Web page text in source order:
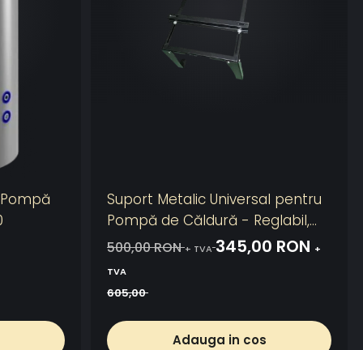
Suport Metalic Universal pentru
Pompă de Căldură - Reglabil,
Exterior
500,00 RON+ TVA 345,00 RON +
TVA
605,00
Adauga in cos